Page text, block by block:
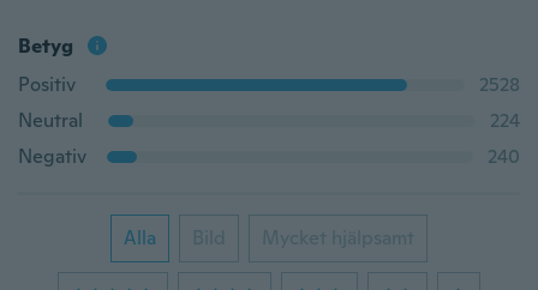
Betyg
Positiv
2528
Neutral
224
Negativ
240
Alla Bild Mycket hjälpsamt